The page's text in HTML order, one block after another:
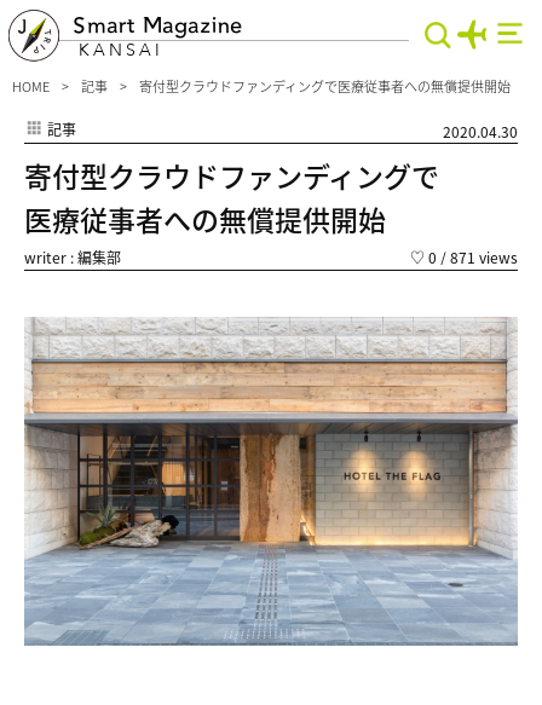
Smart Magazine
KANSAI
HOME 記事 寄付型クラウドファンディングで医療従事者への無償提供開始
記事 2020.04.30
寄付型クラウドファンディングで
医療従事者への無償提供開始
writer : 編集部 ♡ 0 / 871 views